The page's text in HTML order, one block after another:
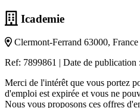
Icademie
Clermont-Ferrand 63000, France
Ref: 7899861 | Date de publication
Merci de l'intérêt que vous portez
d'emploi est expirée et vous ne
Nous vous proposons ces offres